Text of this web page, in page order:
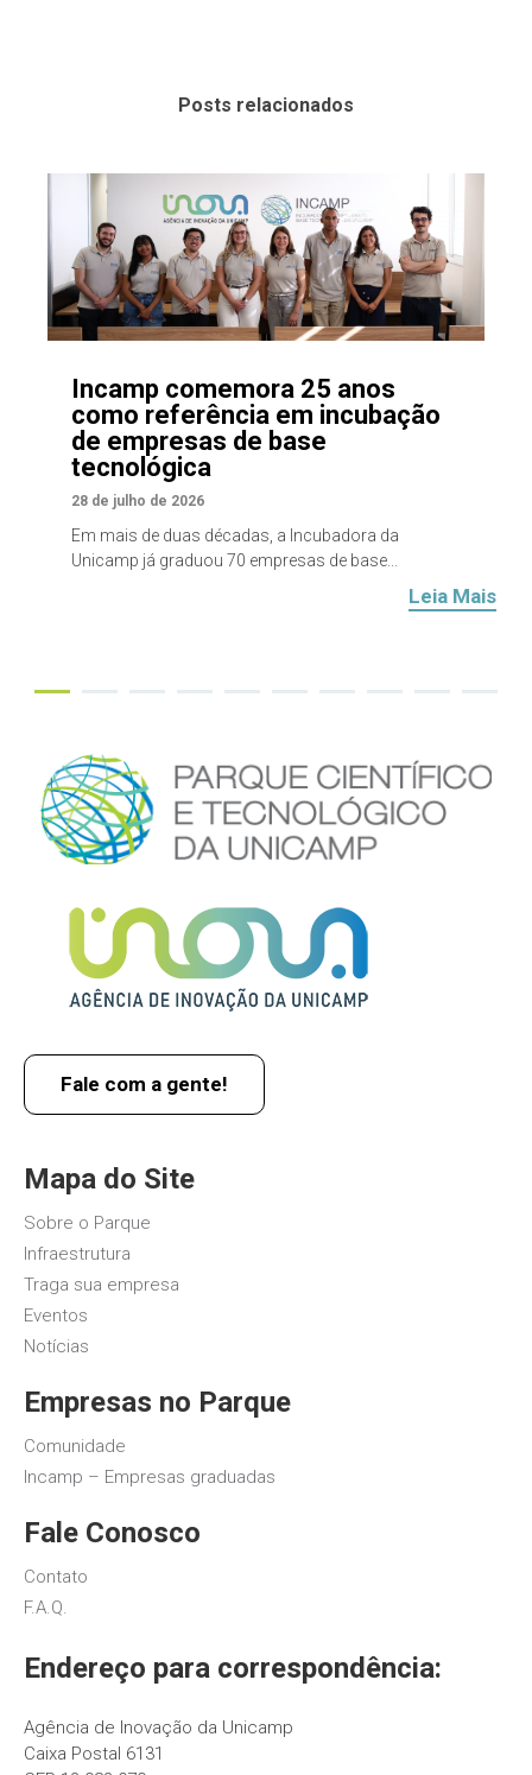
Posts relacionados
Incamp comemora 25 anos
como referência em incubação
de empresas de base
tecnológica
28 de julho de 2026
Em mais de duas décadas, a Incubadora da
Unicamp já graduou 70 empresas de base...
Leia Mais
Fale com a gente!
Mapa do Site
Sobre o Parque
Infraestrutura
Traga sua empresa
Eventos
Notícias
Empresas no Parque
Comunidade
Incamp – Empresas graduadas
Fale Conosco
Contato
F.A.Q.
Endereço para correspondência:
Agência de Inovação da Unicamp
Caixa Postal 6131